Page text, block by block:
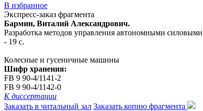
В избранное
Экспресс-заказ фрагмента
Бармин, Виталий Александрович.
Разработка методов управления автономными
- 19 с.
Колесные и гусеничные машины
Шифр хранения:
FB 9 90-4/1141-2
FB 9 90-4/1142-0
К диссертации
Заказать в читальный зал Заказать копию фрагмента